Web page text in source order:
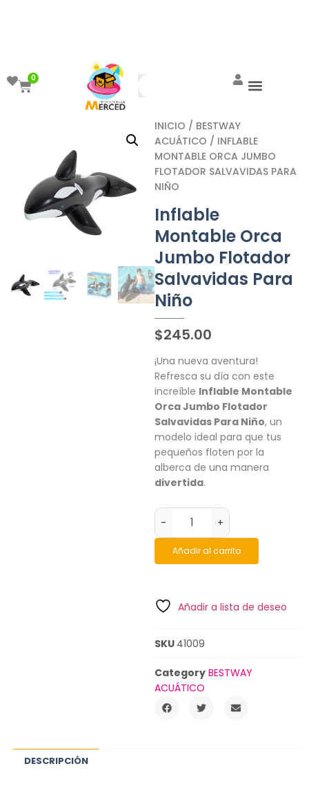
0
INICIO / BESTWAY
ACUÁTICO / INFLABLE
MONTABLE ORCA JUMBO
FLOTADOR SALVAVIDAS PARA
NIÑO
Inflable
Montable Orca
Jumbo Flotador
Salvavidas Para
Niño
$245.00
¡Una nueva aventura!
Refresca su día con este
increíble Inflable Montable
Orca Jumbo Flotador
Salvavidas Para Niño, un
modelo ideal para que tus
pequeños floten por la
alberca de una manera
divertida.
- +
Añadir al carrito
Añadir a lista de deseo
SKU 41009
Category BESTWAY
ACUÁTICO
DESCRIPCIÓN